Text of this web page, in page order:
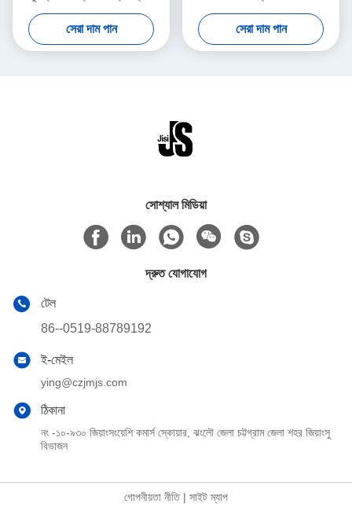
আইস ব্লক কুলার মিনি অ্যাপল আকার
সেরা দাম পান
বরফ ব্লক
সেরা দাম পান
সোশ্যাল মিডিয়া
দ্রুত যোগাযোগ
টেল
86--0519-88789192
ই-মেইল
ying@czjmjs.com
ঠিকানা
নং -১০-৯৩০ জিয়াংসংয়েশি কমার্স স্কোয়ার, ঝংলৌ জেলা চট্টগ্রাম জেলা শহর জিয়াংসু
বিভাজন
গোপনীয়তা নীতি| সাইট ম্যাপ